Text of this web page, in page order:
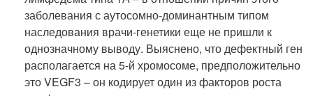
заболевания с аутосомно-доминантным типом
наследования врачи-генетики еще не пришли к
однозначному выводу. Выяснено, что дефектный ген
располагается на 5-й хромосоме, предположительно
это VEGF3 – он кодирует один из факторов роста